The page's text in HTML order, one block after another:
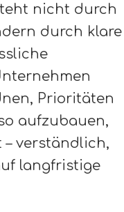
nicht durch
durch klare
Prioritäten
aufzubauen,
– verständlich,
langfristige